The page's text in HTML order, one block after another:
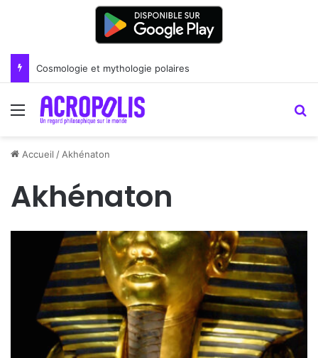
Cosmologie et mythologie polaires
Menu
Accueil / Akhénaton
Akhénaton